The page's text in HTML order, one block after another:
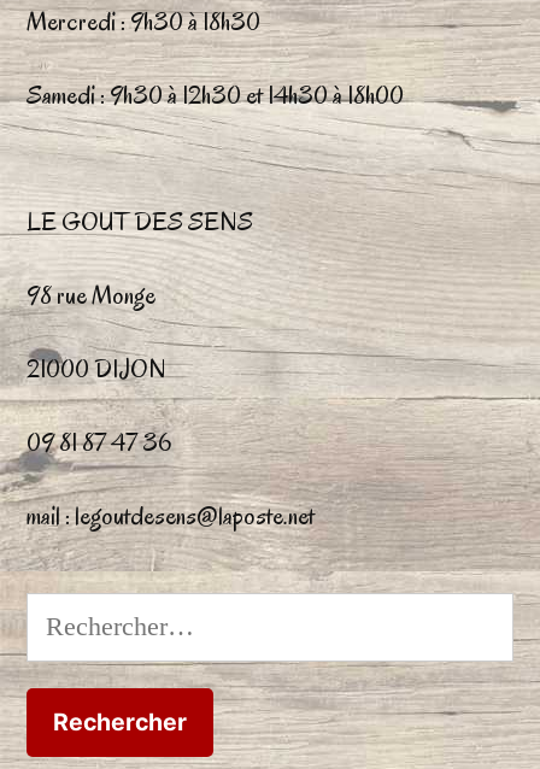
la
page
du
produit
Mercredi : 9h30 à 18h30
Samedi : 9h30 à 12h30 et 14h30 à 18h00
LE GOUT DES SENS
98 rue Monge
21000 DIJON
09 81 87 47 36
mail : legoutdesens@laposte.net
Rechercher :